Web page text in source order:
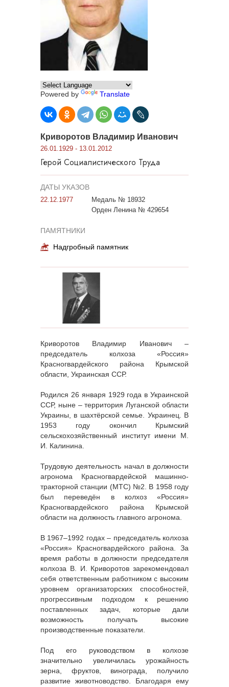
Powered by Translate
Криворотов Владимир Иванович
26.01.1929 - 13.01.2012
Герой Социалистического Труда
ДАТЫ УКАЗОВ
22.12.1977
Медаль № 18932
Орден Ленина № 429654
ПАМЯТНИКИ
Надгробный памятник
Криворотов Владимир Иванович –
председатель колхоза «Россия»
Красногвардейского района Крымской
области, Украинская ССР.
Родился 26 января 1929 года в Украинской
ССР, ныне – территория Луганской области
Украины, в шахтёрской семье. Украинец. В
1953 году окончил Крымский
сельскохозяйственный институт имени М.
И. Калинина.
Трудовую деятельность начал в должности
агронома Красногвардейской машинно-
тракторной станции (МТС) №2. В 1958 году
был переведён в колхоз «Россия»
Красногвардейского района Крымской
области на должность главного агронома.
В 1967–1992 годах – председатель колхоза
«Россия» Красногвардейского района. За
время работы в должности председателя
колхоза В. И. Криворотов зарекомендовал
себя ответственным работником с высоким
уровнем организаторских способностей,
прогрессивным подходом к решению
поставленных задач, которые дали
возможность получать высокие
производственные показатели.
Под его руководством в колхозе
значительно увеличилась урожайность
зерна, фруктов, винограда, получило
развитие животноводство. Благодаря ему